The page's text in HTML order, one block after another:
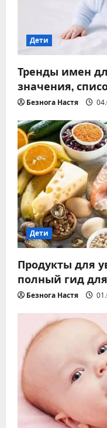
Дети
Тренды имен
значения,
Безнога Настя
Дети
Продукты для
полный гид
Безнога Настя